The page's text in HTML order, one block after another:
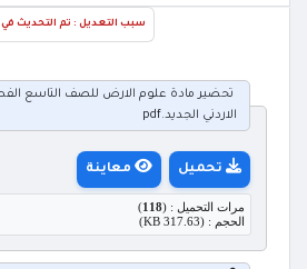
سبب التعديل : تم التحديث في 2026
الاردني الجديد.pdf
تحميل معاينة
مرات التحميل : (118
)
الحجم : (317.63 KB)